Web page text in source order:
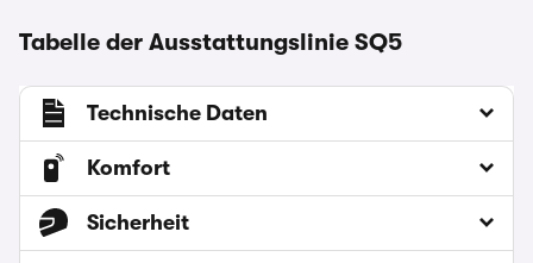
Tabelle der Ausstattungslinie SQ5
Technische Daten
Komfort
Sicherheit